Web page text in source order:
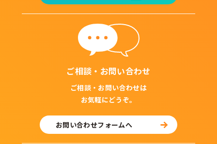
ご相談・お問い合わせ
ご相談・お問い合わせは
お気軽にどうぞ。
お問い合わせフォームへ